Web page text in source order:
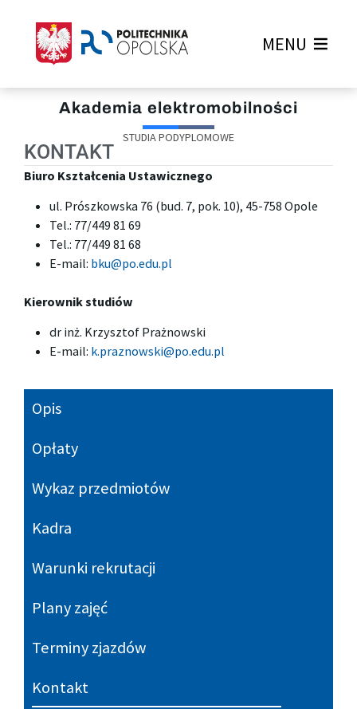
MENU
Akademia elektromobilności
STUDIA PODYPLOMOWE
KONTAKT
Biuro Kształcenia Ustawicznego
ul. Prószkowska 76 (bud. 7, pok. 10), 45-758 Opole
Tel.: 77/449 81 69
Tel.: 77/449 81 68
E-mail: bku@po.edu.pl
Kierownik studiów
dr inż. Krzysztof Prażnowski
E-mail: k.praznowski@po.edu.pl
Opis
Opłaty
Wykaz przedmiotów
Kadra
Warunki rekrutacji
Plany zajęć
Terminy zjazdów
Kontakt